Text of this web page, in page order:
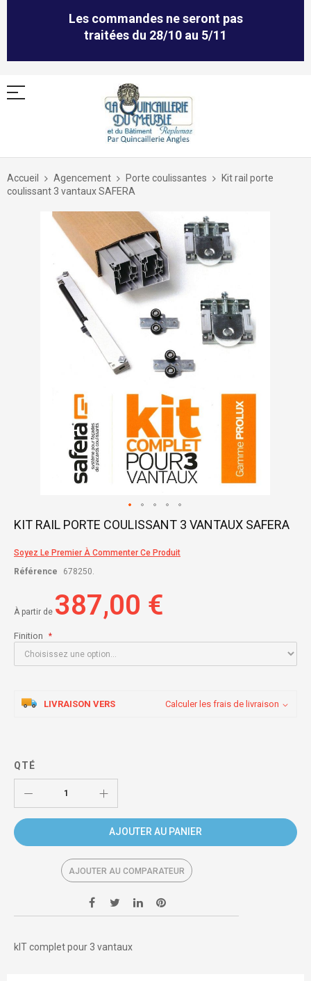
Les commandes ne seront pas
traitées du 28/10 au 5/11
Allez
contenu
Accueil Agencement Porte coulissantes
Kit rail porte
coulissant 3 vantaux SAFERA
Skip
beginning
of
KIT RAIL PORTE COULISSANT 3 VANTAUX SAFERA
Soyez Le Premier À Commenter Ce Produit
Référence
678250.
À partir de 387,00 €
Finition
LIVRAISON VERS Calculer les frais de livraison
QTÉ
AJOUTER AU PANIER
AJOUTER AU COMPARATEUR
kIT complet pour 3 vantaux